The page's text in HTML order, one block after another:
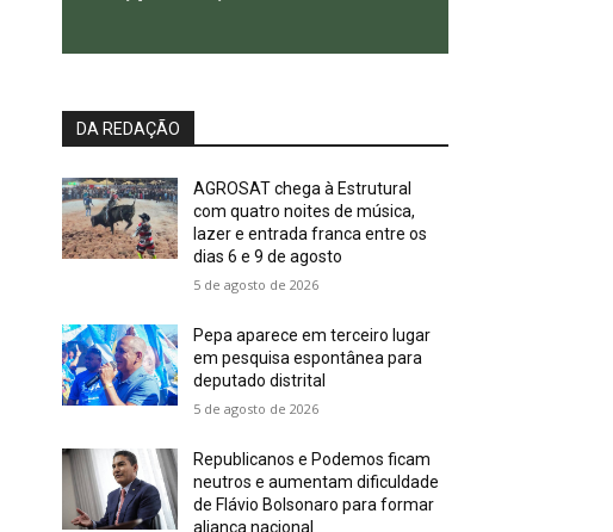
DA REDAÇÃO
AGROSAT chega à Estrutural
com quatro noites de música,
lazer e entrada franca entre os
dias 6 e 9 de agosto
5 de agosto de 2026
Pepa aparece em terceiro lugar
em pesquisa espontânea para
deputado distrital
5 de agosto de 2026
Republicanos e Podemos ficam
neutros e aumentam dificuldade
de Flávio Bolsonaro para formar
aliança nacional